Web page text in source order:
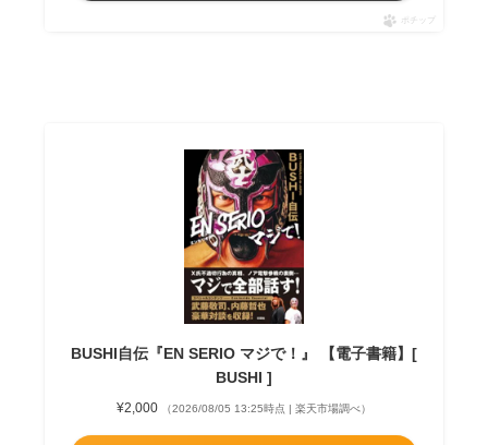
ポチップ
BUSHI自伝『EN SERIO マジで！』 【電子書籍】[
BUSHI ]
¥2,000 （2026/08/05 13:25時点 | 楽天市場調べ）